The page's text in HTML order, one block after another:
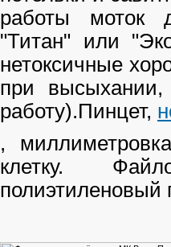
работы моток
"Титан" или
нетоксичные
при высыхании,
работу).Пинцет,
,
клетку.
полиэтиленовый